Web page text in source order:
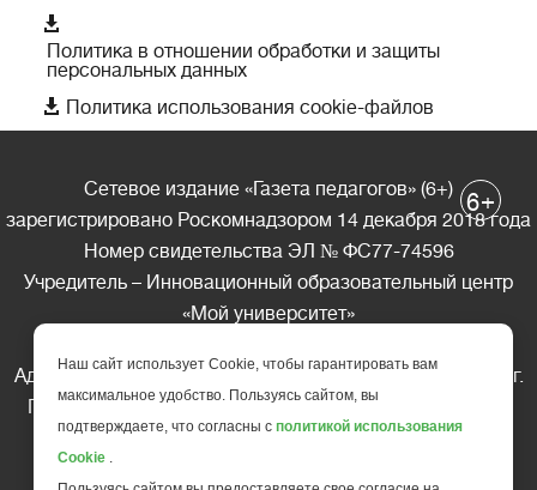

Политика в отношении обработки и защиты
персональных данных
 Политика использования cookie-файлов
Сетевое издание «Газета педагогов» (6+)
зарегистрировано Роскомнадзором 14 декабря 2018 года
Номер свидетельства ЭЛ № ФС77-74596
Учредитель – Инновационный образовательный центр
«Мой университет»
Адрес редакции: 185035 Россия, Республика Карелия, г.
Петрозаводск, ул. Фридриха Энгельса д.10, офис 211
Телефон редакции: +7 (499) 685-10-45
6+
Наш сайт использует Cookie, чтобы гарантировать вам
максимальное удобство. Пользуясь сайтом, вы
подтверждаете, что согласны с политикой использования
Cookie .